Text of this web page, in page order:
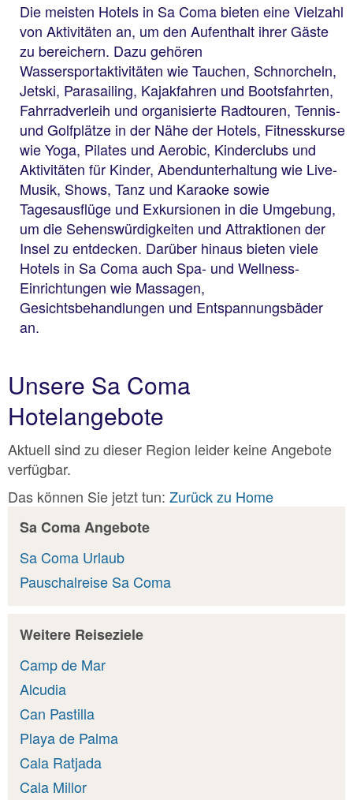
Die meisten Hotels in Sa Coma bieten eine Vielzahl
von Aktivitäten an, um den Aufenthalt ihrer Gäste
zu bereichern. Dazu gehören
Wassersportaktivitäten wie Tauchen, Schnorcheln,
Jetski, Parasailing, Kajakfahren und Bootsfahrten,
Fahrradverleih und organisierte Radtouren, Tennis-
und Golfplätze in der Nähe der Hotels, Fitnesskurse
wie Yoga, Pilates und Aerobic, Kinderclubs und
Aktivitäten für Kinder, Abendunterhaltung wie Live-
Musik, Shows, Tanz und Karaoke sowie
Tagesausflüge und Exkursionen in die Umgebung,
um die Sehenswürdigkeiten und Attraktionen der
Insel zu entdecken. Darüber hinaus bieten viele
Hotels in Sa Coma auch Spa- und Wellness-
Einrichtungen wie Massagen,
Gesichtsbehandlungen und Entspannungsbäder
an.
Unsere Sa Coma
Hotelangebote
Aktuell sind zu dieser Region leider keine Angebote
verfügbar.
Das können Sie jetzt tun: Zurück zu Home
Sa Coma Angebote
Sa Coma Urlaub
Pauschalreise Sa Coma
Weitere Reiseziele
Camp de Mar
Alcudia
Can Pastilla
Playa de Palma
Cala Ratjada
Cala Millor